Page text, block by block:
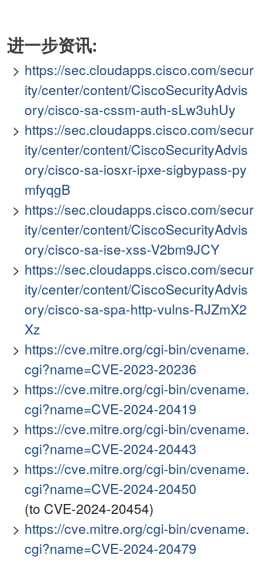
进一步资讯:
https://sec.cloudapps.cisco.com/secur
ity/center/content/CiscoSecurityAdvis
ory/cisco-sa-cssm-auth-sLw3uhUy
https://sec.cloudapps.cisco.com/secur
ity/center/content/CiscoSecurityAdvis
ory/cisco-sa-iosxr-ipxe-sigbypass-py
mfyqgB
https://sec.cloudapps.cisco.com/secur
ity/center/content/CiscoSecurityAdvis
ory/cisco-sa-ise-xss-V2bm9JCY
https://sec.cloudapps.cisco.com/secur
ity/center/content/CiscoSecurityAdvis
ory/cisco-sa-spa-http-vulns-RJZmX2
Xz
https://cve.mitre.org/cgi-bin/cvename.
cgi?name=CVE-2023-20236
https://cve.mitre.org/cgi-bin/cvename.
cgi?name=CVE-2024-20419
https://cve.mitre.org/cgi-bin/cvename.
cgi?name=CVE-2024-20443
https://cve.mitre.org/cgi-bin/cvename.
cgi?name=CVE-2024-20450
(to CVE-2024-20454)
https://cve.mitre.org/cgi-bin/cvename.
cgi?name=CVE-2024-20479